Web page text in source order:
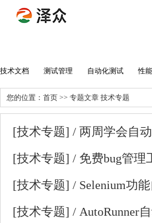
技术文档 测试管理 自动化测试 性
您的位置： 首页 >> 专题文章 技术专题
[技术专题] / 两周学会自
[技术专题] / 免费bug管理
[技术专题] / Selenium功
[技术专题] / AutoRunner